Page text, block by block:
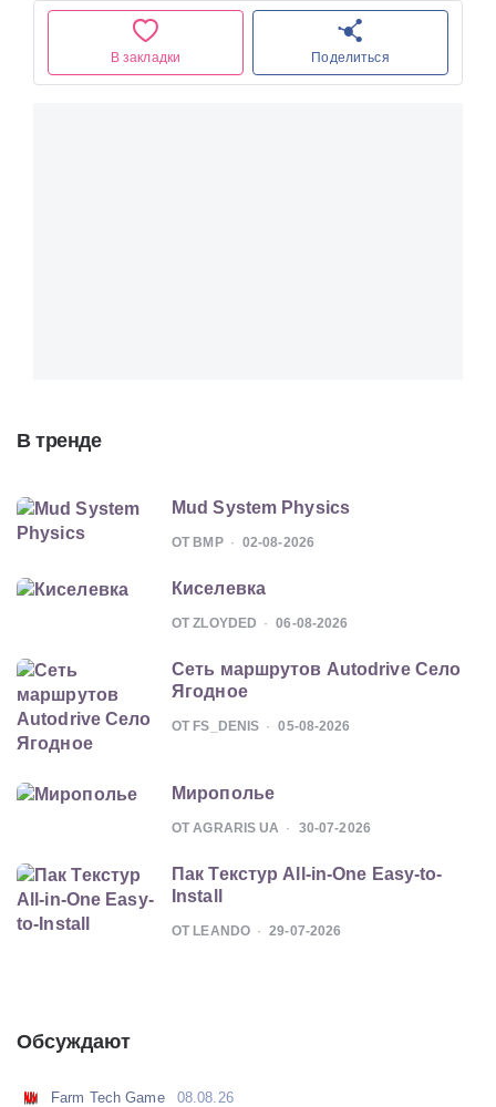
В закладки Поделиться
В тренде
Mud System Physics
ОТ BMP 02-08-2026
Киселевка
ОТ ZLOYDED 06-08-2026
Сеть маршрутов Autodrive Село
Ягодное
ОТ FS_DENIS 05-08-2026
Мирополье
ОТ AGRARIS UA 30-07-2026
Пак Текстур All-in-One Easy-to-
Install
ОТ LEANDO 29-07-2026
Обсуждают
Farm Tech Game 08.08.26